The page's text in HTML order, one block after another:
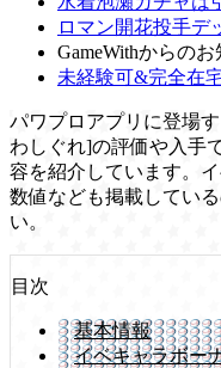
ロマン開花投手デ
GameWithからの
未経験可&完全在
パワプロアプリに登場
わしぐれ]の評価や入手
容を紹介しています。
数値なども掲載してい
い。
目次
基本情報
イベキャラボー